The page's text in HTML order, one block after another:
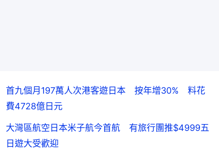
首九個月197萬人次港客遊日本 按年增30% 料花
費4728億日元
大灣區航空日本米子航今首航 有旅行團推$4999五
日遊大受歡迎